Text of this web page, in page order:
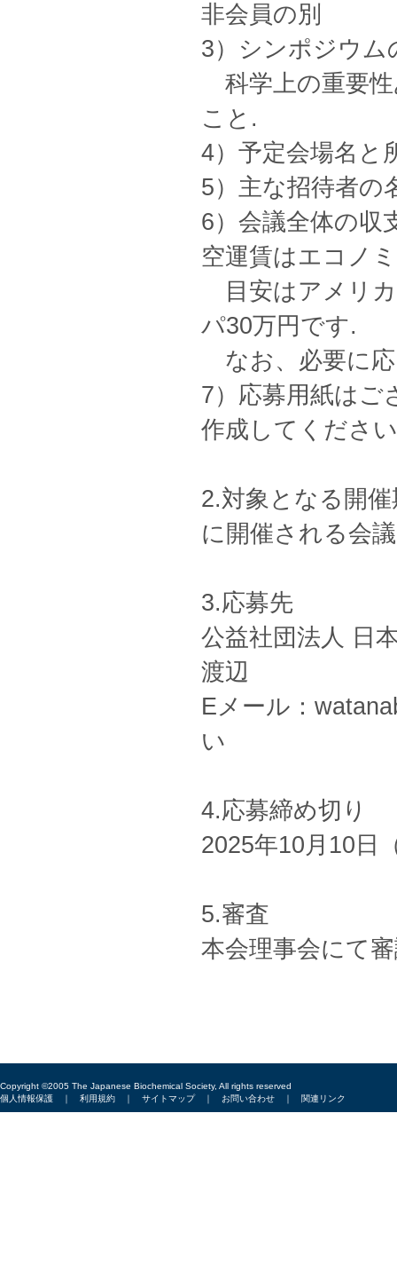
非会員の別
3）シンポジウ
科学上の重要性
こと.
4）予定会場名と
5）主な招待者の
6）会議全体の
空運賃はエコノ
目安はアメリカ
パ30万円です.
なお、必要に
7）応募用紙はご
作成してくださ
2.対象となる開
に開催される会
3.応募先
公益社団法人
渡辺
Eメール：
い
4.応募締め切り
2025年10月10日
5.審査
本会理事会にて
Copyright ©2005 The Japanese Biochemical Society, All rights reserved
個人情報保護 ｜ 利用規約 ｜ サイトマップ｜ お問い合わせ ｜ 関連リンク